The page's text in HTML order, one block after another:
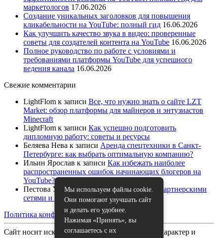
маркетологов 17.06.2026
Создание уникальных заголовков для повышения
кликабельности на YouTube: полный гид 16.06.2026
Как улучшить качество звука в видео: проверенные
советы для создателей контента на YouTube 16.06.2026
Полное руководство по работе с условиями и
требованиями платформы YouTube для успешного
ведения канала 16.06.2026
Свежие комментарии
LightFlom к записи Все, что нужно знать о сайте LZT
Market: обзор платформы для майнеров и энтузиастов
Minecraft
LightFlom к записи Как успешно подготовить
дипломную работу: советы и ресурсы
Беляева Нева к записи Аренда спецтехники в Санкт-
Петербурге: как выбрать оптимальную компанию?
Ильин Ярослав к записи Как избежать наиболее
распространенных ошибок начинающих блогеров на
YouTube?
Пестова Устина к записиКак работать с партнерскими
сетями и спонсорами на YouTube
Политика конфиденциальности|Карта сайта
Сайт носит исключительно информационный характер и
Мы используем файлы cookie.
Они помогают улучшать сайт
и делать его удобнее.
Нажимая «Принять», вы
соглашаетесь с их